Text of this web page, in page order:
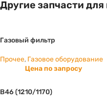
Другие запчасти для
Газовый фильтр
Прочее, Газовое оборудование
Цена по запросу
B46 (1210/1170)